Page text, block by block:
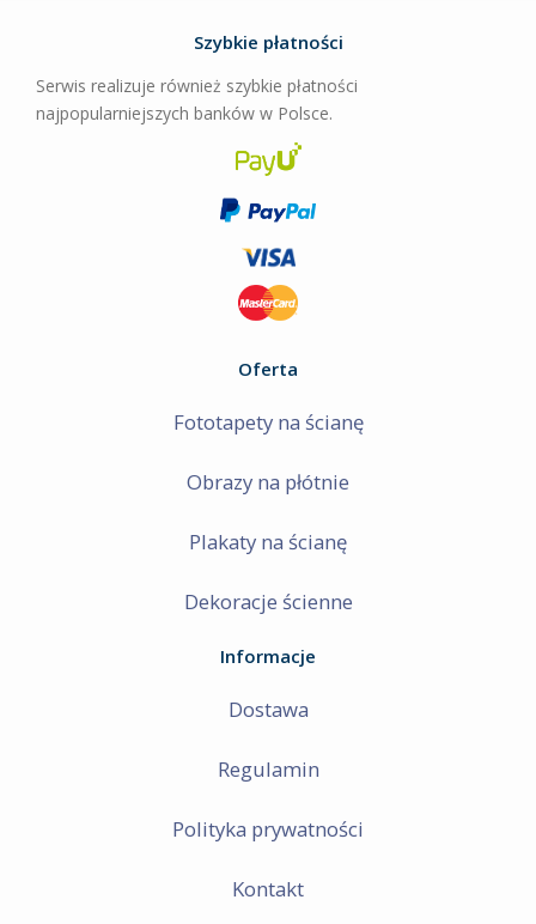
Szybkie płatności
Serwis realizuje również szybkie płatności
najpopularniejszych banków w Polsce.
Oferta
Fototapety na ścianę
Obrazy na płótnie
Plakaty na ścianę
Dekoracje ścienne
Informacje
Dostawa
Regulamin
Polityka prywatności
Kontakt